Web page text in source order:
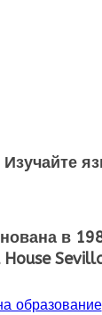
в
образование